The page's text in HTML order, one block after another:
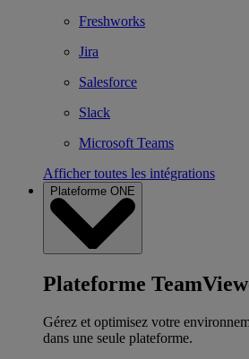
Freshworks
Jira
Salesforce
Slack
Microsoft Teams
Afficher toutes les intégrations
Plateforme ONE
Plateforme
Gérez et optimisez votre
dans une seule plateforme.